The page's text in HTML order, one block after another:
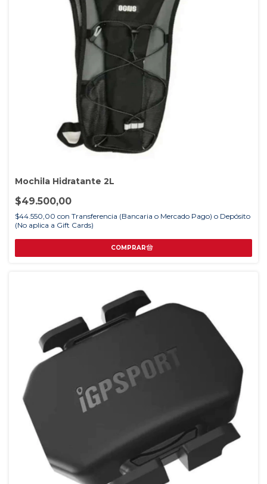
Mochila Hidratante 2L
$49.500,00
$44.550,00 con Transferencia (Bancaria o Mercado Pago) o Depósito
(No aplica a Gift Cards)